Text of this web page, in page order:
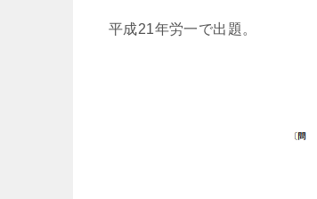
平成21年労一で出題。